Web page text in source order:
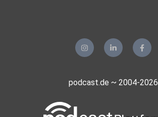
podcast.de ~ 2004-2026